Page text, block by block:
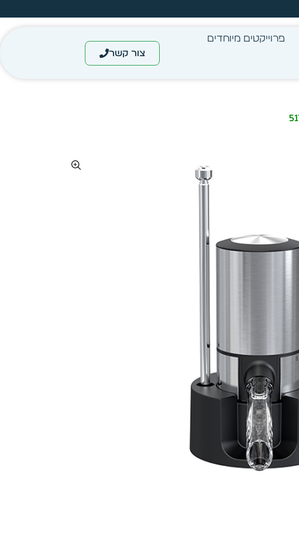
מחיר מיידי- מותאם לפי כמות
פרוייקטים מיוחדים
צור קשר